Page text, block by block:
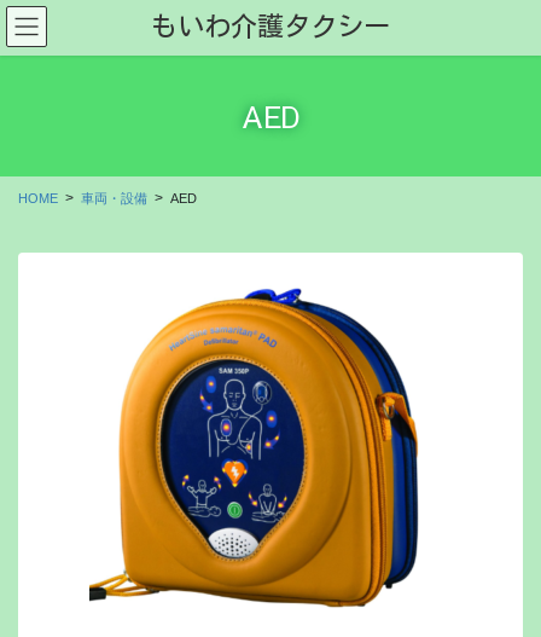
コ
ン
テ
ナ
ビ
ゲ
もいわ介護タクシー
AED
HOME 車両・設備 AED